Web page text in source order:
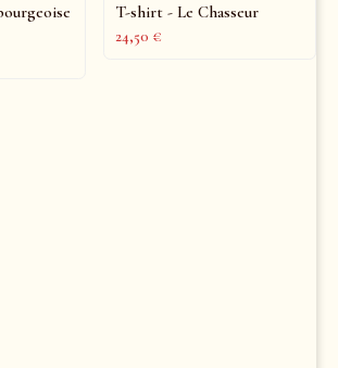
T-shirt - Le Chasseur
24,50 €